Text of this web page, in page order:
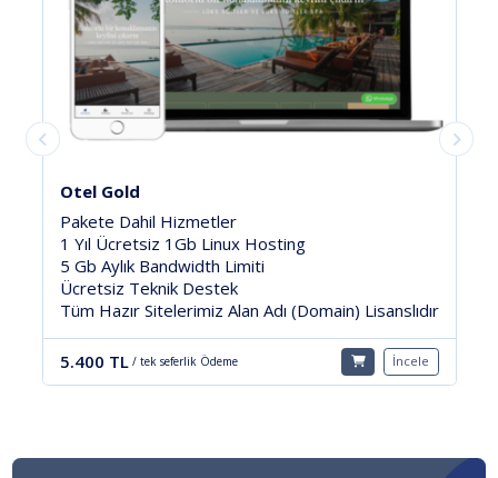
Lisanslıdır
İncele
Pakete Dahil Hizmetler
1 Yıl Ücretsiz 1Gb Linux Hosting
5 Gb Aylık Bandwidth Limiti
Ücretsiz Teknik Destek
Tüm Hazır Sitelerimiz Alan Adı (Domain)
3.300 TL / tek seferlik Ödeme